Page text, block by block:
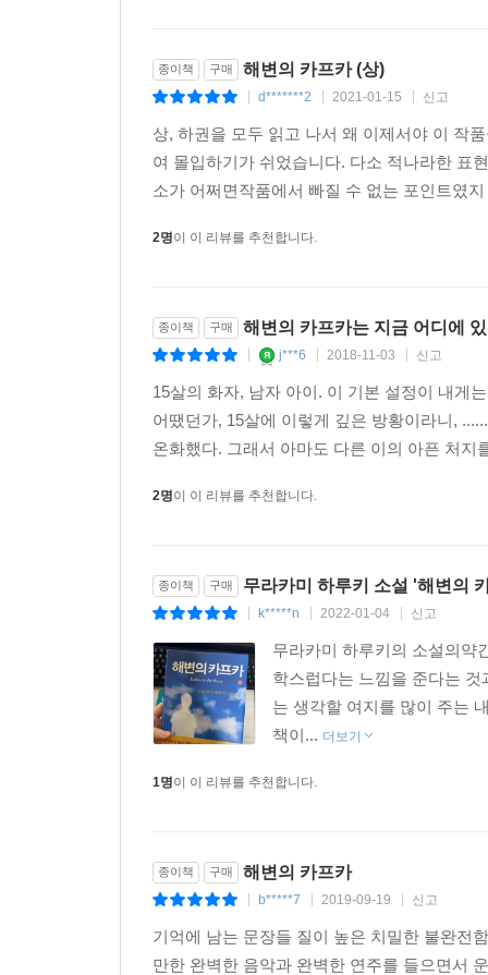
종이책 구매 해변의 카프카 (상)
d*******2 2021-01-15 신고
상, 하권을 모두 읽고 나서 왜 이제서야 이 작
여 몰입하기가 쉬었습니다. 다소 적나라한 표
소가 어쩌면작품에서 빠질 수 없는 포인트였
2명이 이 리뷰를 추천합니다.
종이책 구매 해변의 카프카는 지금 어디에
j***6 2018-11-03 신고
15살의 화자, 남자 아이. 이 기본 설정이 내게
어땠던가, 15살에 이렇게 깊은 방황이라니,
온화했다. 그래서 아마도 다른 이의 아픈 처
2명이 이 리뷰를 추천합니다.
종이책 구매 무라카미 하루키 소설 '해변의
k*****n 2022-01-04 신고
무라카미 하루키의 소설의약
학스럽다는 느낌을 준다는
는 생각할 여지를 많이 주는
책이... 더보기
1명이 이 리뷰를 추천합니다.
종이책 구매 해변의 카프카
b*****7 2019-09-19 신고
기억에 남는 문장들 질이 높은 치밀한 불완전
만한 완벽한 음악과 완벽한 연주를 들으면서